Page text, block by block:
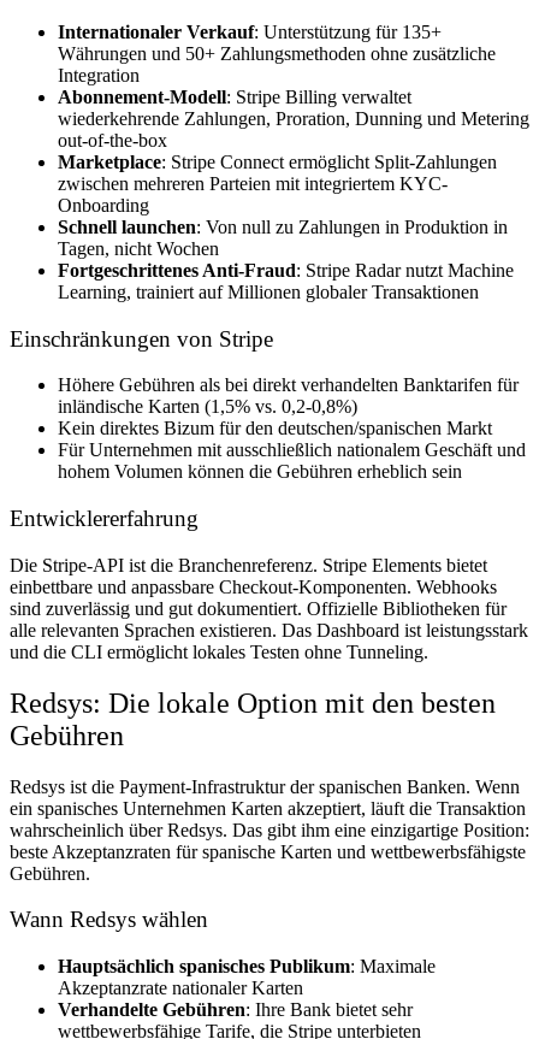
Internationaler Verkauf: Unterstützung für 135+
Währungen und 50+ Zahlungsmethoden ohne zusätzliche
Integration
Abonnement-Modell: Stripe Billing verwaltet
wiederkehrende Zahlungen, Proration, Dunning und Metering
out-of-the-box
Marketplace: Stripe Connect ermöglicht Split-Zahlungen
zwischen mehreren Parteien mit integriertem KYC-
Onboarding
Schnell launchen: Von null zu Zahlungen in Produktion in
Tagen, nicht Wochen
Fortgeschrittenes Anti-Fraud: Stripe Radar nutzt Machine
Learning, trainiert auf Millionen globaler Transaktionen
Einschränkungen von Stripe
Höhere Gebühren als bei direkt verhandelten Banktarifen für
inländische Karten (1,5% vs. 0,2-0,8%)
Kein direktes Bizum für den deutschen/spanischen Markt
Für Unternehmen mit ausschließlich nationalem Geschäft und
hohem Volumen können die Gebühren erheblich sein
Entwicklererfahrung
Die Stripe-API ist die Branchenreferenz. Stripe Elements bietet
einbettbare und anpassbare Checkout-Komponenten. Webhooks
sind zuverlässig und gut dokumentiert. Offizielle Bibliotheken für
alle relevanten Sprachen existieren. Das Dashboard ist leistungsstark
und die CLI ermöglicht lokales Testen ohne Tunneling.
Redsys: Die lokale Option mit den besten
Gebühren
Redsys ist die Payment-Infrastruktur der spanischen Banken. Wenn
ein spanisches Unternehmen Karten akzeptiert, läuft die Transaktion
wahrscheinlich über Redsys. Das gibt ihm eine einzigartige Position:
beste Akzeptanzraten für spanische Karten und wettbewerbsfähigste
Gebühren.
Wann Redsys wählen
Hauptsächlich spanisches Publikum: Maximale
Akzeptanzrate nationaler Karten
Verhandelte Gebühren: Ihre Bank bietet sehr
wettbewerbsfähige Tarife, die Stripe unterbieten